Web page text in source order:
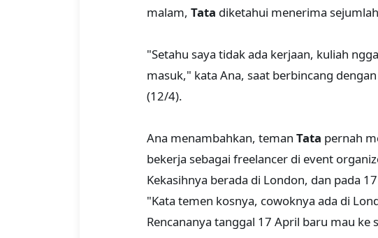
malam, Tata diketahui menerima
"Setahu saya tidak ada kerjaan, kuliah
masuk," kata Ana, saat berbincang
(12/4).
Ana menambahkan, teman Tata pernah
bekerja sebagai freelancer di event
Kekasihnya berada di London, dan pada
"Kata temen kosnya, cowoknya ada di
Rencananya tanggal 17 April baru mau ke